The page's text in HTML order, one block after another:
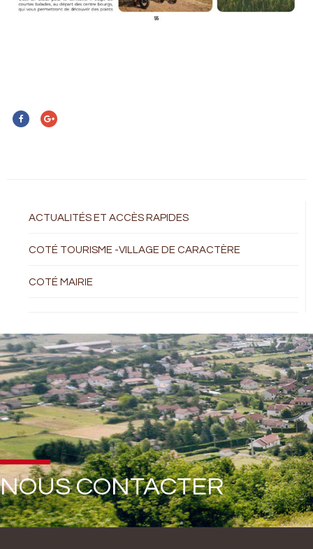
ACTUALITÉS ET ACCÈS RAPIDES
COTÉ TOURISME -VILLAGE DE CARACTÈRE
COTÉ MAIRIE
NOUS CONTACTER